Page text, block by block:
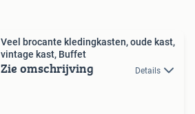
Veel brocante kledingkasten, oude kast,
vintage kast, Buffet
Zie omschrijving Details